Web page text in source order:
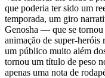
que poderia ter sido um
temporada, um giro
Genosha — que se tornou
animação de super-heróis
um público muito além
tornou um título de peso
apenas uma nota de